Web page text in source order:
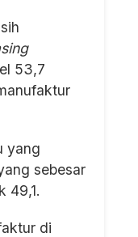
53,7
yang
sebesar
49,1.
di